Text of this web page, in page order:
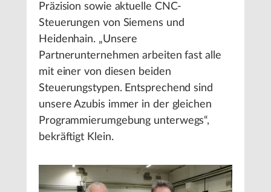
Präzision sowie aktuelle CNC-
Steuerungen von Siemens und
Heidenhain. „Unsere
Partnerunternehmen arbeiten fast alle
mit einer von diesen beiden
Steuerungstypen. Entsprechend sind
unsere Azubis immer in der gleichen
Programmierumgebung unterwegs“,
bekräftigt Klein.